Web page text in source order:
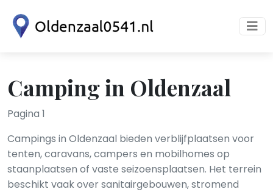
Camping in Oldenzaal
Pagina 1
Campings in Oldenzaal bieden verblijfplaatsen voor
tenten, caravans, campers en mobilhomes op
staanplaatsen of vaste seizoensplaatsen. Het terrein
beschikt vaak over sanitairgebouwen, stromend